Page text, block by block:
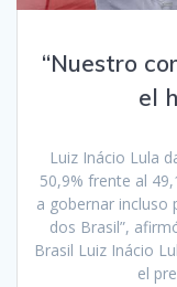
“Nuestro
el
Luiz Inácio Lula
50,9% frente al
a gobernar incluso
dos Brasil”,
Brasil Luiz Inácio
el